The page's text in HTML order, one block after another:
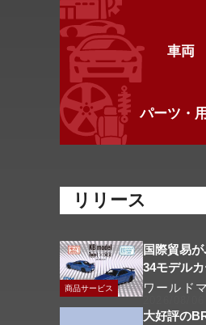
車両
パーツ・
リリース
商品サービス
国際貿易
34モデル
ワールド
大好評の